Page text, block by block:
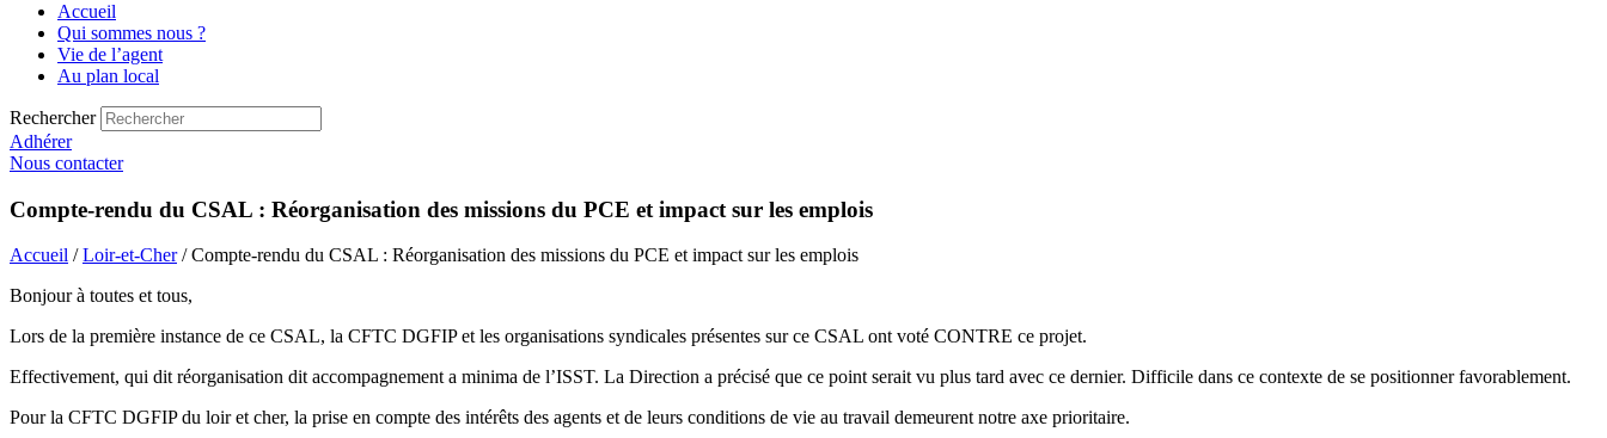
Accueil
Qui sommes nous ?
Vie de l’agent
Au plan local
Rechercher
Adhérer
Nous contacter
Compte-rendu du CSAL : Réorganisation des missions du PCE et impact sur les emplois
Accueil /Loir-et-Cher/ Compte-rendu du CSAL : Réorganisation des missions du PCE et impact sur les emplois
Bonjour à toutes et tous,
Lors de la première instance de ce CSAL, la CFTC DGFIP et les organisations syndicales présentes sur ce CSAL ont voté CONTRE ce projet.
Effectivement, qui dit réorganisation dit accompagnement a minima de l’ISST. La Direction a précisé que ce point serait vu plus tard avec ce dernier. Difficile dans ce contexte de se positionner favorablement.
Pour la CFTC DGFIP du loir et cher, la prise en compte des intérêts des agents et de leurs conditions de vie au travail demeurent notre axe prioritaire.